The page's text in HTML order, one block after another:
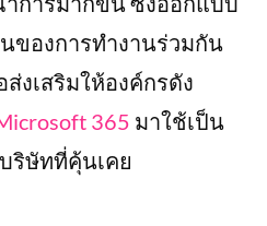
ของการทำงานร่วมกัน
งเสริมให้องค์กรดัง
365 มาใช้เป็น
ริษัทที่คุ้นเคย